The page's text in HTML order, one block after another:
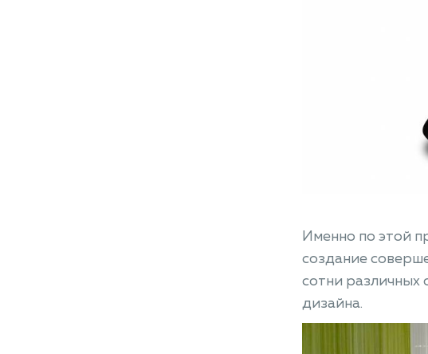
Именно по этой
создание
сотни различных
дизайна.